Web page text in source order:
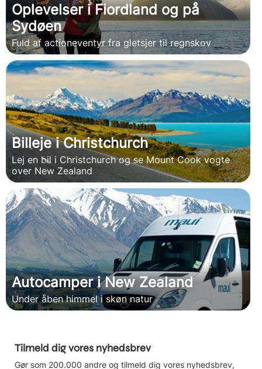
Oplevelser i Fiordland og på
Sydøen
Fuld af actioneventyr fra gletsjer til regnskov
Billeje i Christchurch
Lej en bil i Christchurch og se Mount Cook vogte
over New Zealand
Autocamper i New Zealand
Under åben himmel i skøn natur
Tilmeld dig vores nyhedsbrev
Gør som 200.000 andre og tilmeld dig vores nyhedsbrev,